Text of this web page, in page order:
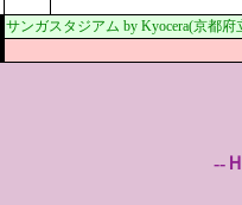
サンガスタジアム by Kyocera(京都
--